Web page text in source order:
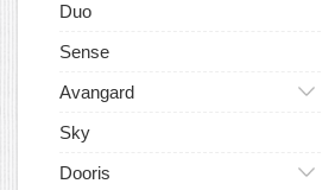
Duo
Sense
Avangard
Sky
Dooris